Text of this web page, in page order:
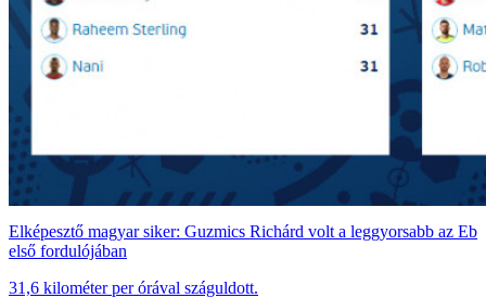
Elképesztő magyar siker: Guzmics Richárd volt a leggyorsabb az Eb
első fordulójában
31,6 kilométer per órával száguldott.